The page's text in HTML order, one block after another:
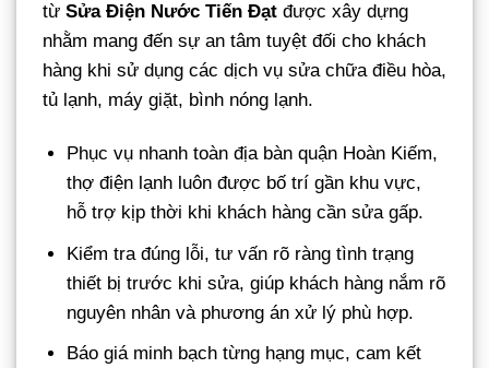
từ Sửa Điện Nước Tiến Đạt được xây dựng
nhằm mang đến sự an tâm tuyệt đối cho khách
hàng khi sử dụng các dịch vụ sửa chữa điều hòa,
tủ lạnh, máy giặt, bình nóng lạnh.
Phục vụ nhanh toàn địa bàn quận Hoàn Kiếm,
thợ điện lạnh luôn được bố trí gần khu vực,
hỗ trợ kịp thời khi khách hàng cần sửa gấp.
Kiểm tra đúng lỗi, tư vấn rõ ràng tình trạng
thiết bị trước khi sửa, giúp khách hàng nắm rõ
nguyên nhân và phương án xử lý phù hợp.
Báo giá minh bạch từng hạng mục, cam kết